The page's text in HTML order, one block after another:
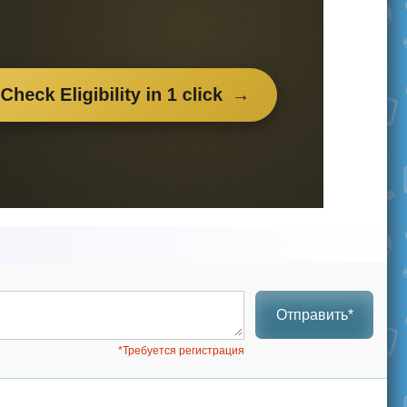
Отправить*
*Требуется регистрация